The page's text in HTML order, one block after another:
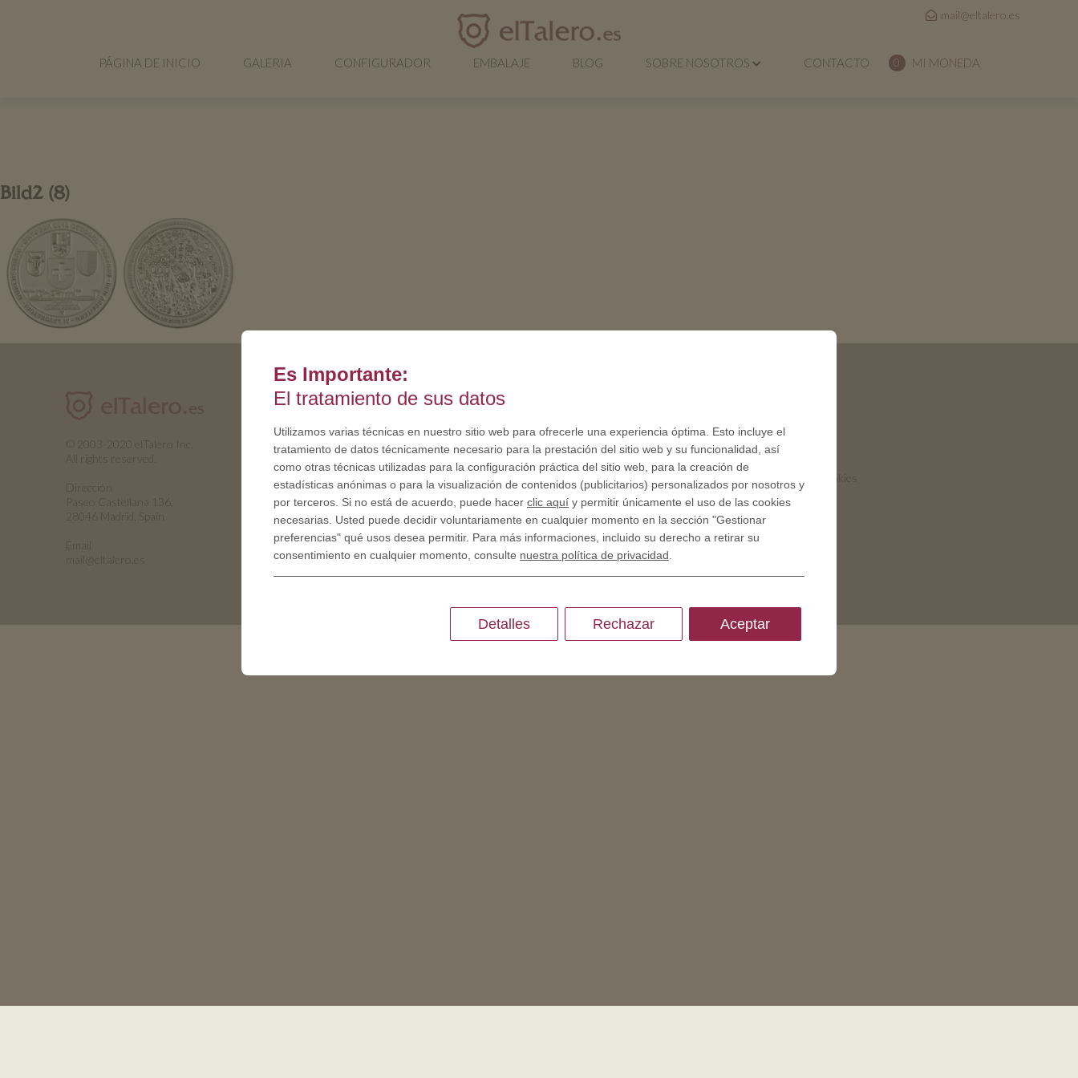
mail@eltalero.es
PÁGINA DE INICIO GALERIA CONFIGURADOR EMBALAJE BLOG SOBRE NOSOTROS CONTACTO 0 MI MONEDA
Bild2 (8)
© 2003-2020 elTalero Inc.
All rights reserved.
Paseo Castellana 136,
28046 Madrid, Spain
mail@eltalero.es
SOBRE NOSOTROS
Porque somos diferentes
Crear tu propia moneda
RECURSOS
Historia - Grabado de monedas
Grabado de monedas
Condiciones generales
Privacy policies
Es Importante:
El tratamiento de sus datos
Utilizamos varias técnicas en nuestro sitio web para ofrecerle una experiencia óptima. Esto incluye el
tratamiento de datos técnicamente necesario para la prestación del sitio web y su funcionalidad, así
como otras técnicas utilizadas para la configuración práctica del sitio web, para la creación de
estadísticas anónimas o para la visualización de contenidos (publicitarios) personalizados por nosotros y
por terceros. Si no está de acuerdo, puede hacer clic aquí y permitir únicamente el uso de las cookies
necesarias. Usted puede decidir voluntariamente en cualquier momento en la sección "Gestionar
preferencias" qué usos desea permitir. Para más informaciones, incluido su derecho a retirar su
consentimiento en cualquier momento, consulte nuestra política de privacidad
Aceptar
Rechazar
Detalles